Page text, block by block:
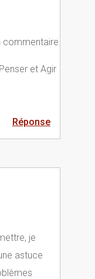
commentaire
et Agir
Réponse
je
astuce